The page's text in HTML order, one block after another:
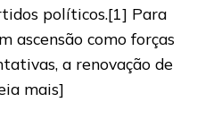
políticos.[1] Para
ascensão como forças
a renovação de
mais]